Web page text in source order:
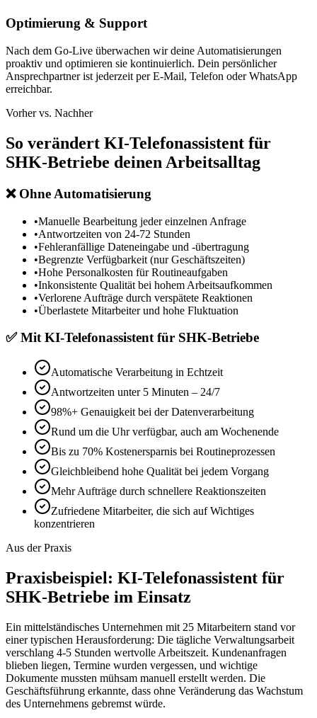
Optimierung & Support
Nach dem Go-Live überwachen wir deine Automatisierungen
proaktiv und optimieren sie kontinuierlich. Dein persönlicher
Ansprechpartner ist jederzeit per E-Mail, Telefon oder WhatsApp
erreichbar.
Vorher vs. Nachher
So verändert KI-Telefonassistent für
SHK-Betriebe deinen Arbeitsalltag
❌Ohne Automatisierung
•Manuelle Bearbeitung jeder einzelnen Anfrage
•Antwortzeiten von 24-72 Stunden
•Fehleranfällige Dateneingabe und -übertragung
•Begrenzte Verfügbarkeit (nur Geschäftszeiten)
•Hohe Personalkosten für Routineaufgaben
•Inkonsistente Qualität bei hohem Arbeitsaufkommen
•Verlorene Aufträge durch verspätete Reaktionen
•Überlastete Mitarbeiter und hohe Fluktuation
✅MitKI-Telefonassistent für SHK-Betriebe
Automatische Verarbeitung in Echtzeit
Antwortzeiten unter 5 Minuten – 24/7
98%+ Genauigkeit bei der Datenverarbeitung
Rund um die Uhr verfügbar, auch am Wochenende
Bis zu 70% Kostenersparnis bei Routineprozessen
Gleichbleibend hohe Qualität bei jedem Vorgang
Mehr Aufträge durch schnellere Reaktionszeiten
Zufriedene Mitarbeiter, die sich auf Wichtiges
konzentrieren
Aus der Praxis
Praxisbeispiel: KI-Telefonassistent für
SHK-Betriebe im Einsatz
Ein mittelständisches Unternehmen mit 25 Mitarbeitern stand vor
einer typischen Herausforderung: Die tägliche Verwaltungsarbeit
verschlang 4-5 Stunden wertvolle Arbeitszeit. Kundenanfragen
blieben liegen, Termine wurden vergessen, und wichtige
Dokumente mussten mühsam manuell erstellt werden. Die
Geschäftsführung erkannte, dass ohne Veränderung das Wachstum
des Unternehmens gebremst würde.